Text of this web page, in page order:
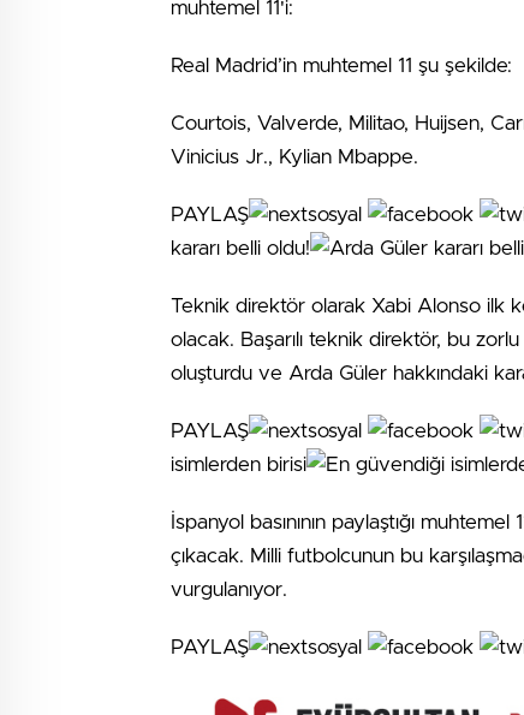
muhtemel 11'i:
Real Madrid’in muhtemel 11 şu şekilde:
Courtois, Valverde, Militao, Huijsen,
Vinicius Jr., Kylian Mbappe.
PAYLAŞ
kararı belli oldu!
Teknik direktör olarak Xabi Alonso ilk
olacak. Başarılı teknik direktör, bu
oluşturdu ve Arda Güler hakkındaki
PAYLAŞ
isimlerden birisi
İspanyol basınının paylaştığı
çıkacak. Milli futbolcunun bu
vurgulanıyor.
PAYLAŞ